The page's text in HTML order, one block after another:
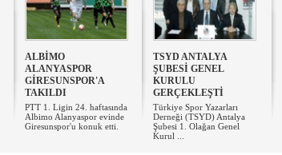
ALBİMO
ALANYASPOR
GİRESUNSPOR'A
TAKILDI
PTT 1. Ligin 24. haftasında
Albimo Alanyaspor evinde
Giresunspor'u konuk etti.
TSYD ANTALYA
ŞUBESİ GENEL
KURULU
GERÇEKLEŞTİ
Türkiye Spor Yazarları
Derneği (TSYD) Antalya
Şubesi 1. Olağan Genel
Kurul ...